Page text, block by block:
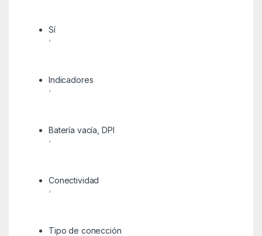
Sí
‘
Indicadores
‘
Batería vacía, DPI
‘
Conectividad
‘
Tipo de conección